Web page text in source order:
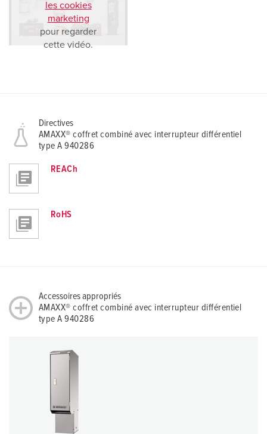
les cookies
marketing
pour regarder
cette vidéo.
Directives
AMAXX® coffret combiné avec interrupteur différentiel
type A 940286
REACh
RoHS
Accessoires appropriés
AMAXX® coffret combiné avec interrupteur différentiel
type A 940286